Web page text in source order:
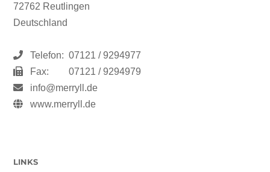
72762 Reutlingen
Deutschland
Telefon: 07121 / 9294977
Fax:
07121 / 9294979
info@merryll.de
www.merryll.de
LINKS